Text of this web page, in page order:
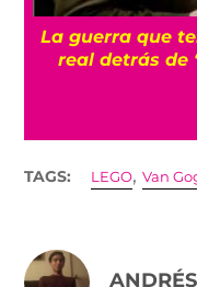
La guerra que
real detrás de
TAGS: LEGO,Van